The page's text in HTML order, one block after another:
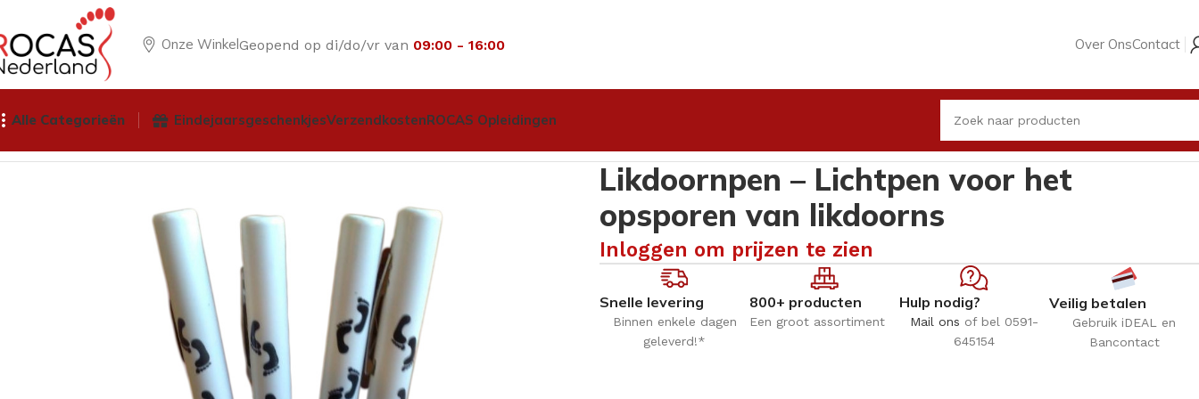
Onze WinkelGeopend op di/do/vr van 09:00 - 16:00 Over OnsContact
Alle Categorieën EindejaarsgeschenkjesVerzendkostenROCAS Opleidingen
Likdoornpen – Lichtpen voor het opsporen van likdoorns
Likdoornpen – Lichtpen voor het
opsporen van likdoorns
Inloggen om prijzen te zien
Snelle levering
Binnen enkele dagen
geleverd!*
800+ producten
Een groot assortiment
Hulp nodig?
Mail ons of bel 0591-
645154
Veilig betalen
Gebruik iDEAL en
Bancontact